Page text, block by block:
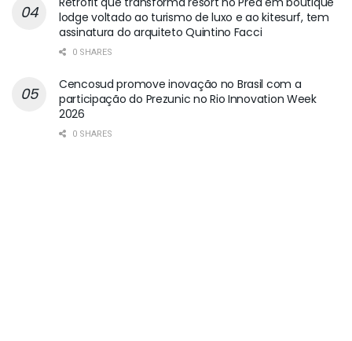
lodge voltado ao turismo de luxo e ao kitesurf, tem
assinatura do arquiteto Quintino Facci
0 SHARES
Cencosud promove inovação no Brasil com a
participação do Prezunic no Rio Innovation Week
2026
0 SHARES